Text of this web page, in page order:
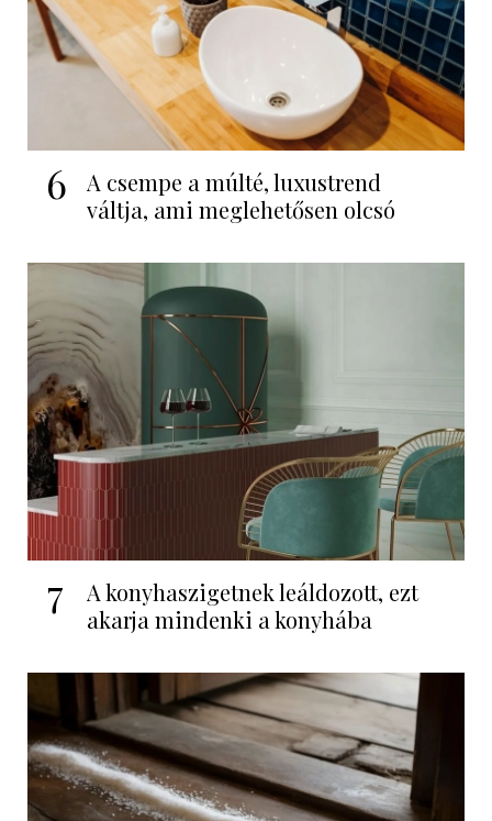
6
A csempe a múlté, luxustrend
váltja, ami meglehetősen olcsó
7
A konyhaszigetnek leáldozott, ezt
akarja mindenki a konyhába